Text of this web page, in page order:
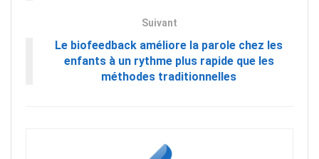
Suivant
Le biofeedback améliore la parole chez les
enfants à un rythme plus rapide que les
méthodes traditionnelles